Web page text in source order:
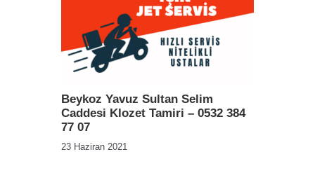
Beykoz Yavuz Sultan Selim
Caddesi Klozet Tamiri – 0532 384
77 07
23 Haziran 2021